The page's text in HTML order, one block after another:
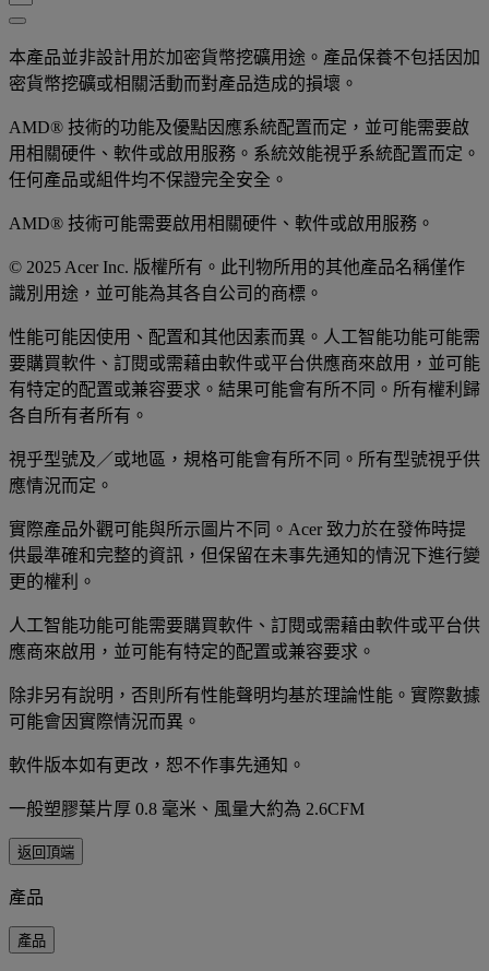
本產品並非設計用於加密貨幣挖礦用途。產品保養不包括因加
密貨幣挖礦或相關活動而對產品造成的損壞。
AMD® 技術的功能及優點因應系統配置而定，並可能需要啟
用相關硬件、軟件或啟用服務。系統效能視乎系統配置而定。
任何產品或組件均不保證完全安全。
AMD® 技術可能需要啟用相關硬件、軟件或啟用服務。
© 2025 Acer Inc. 版權所有。此刊物所用的其他產品名稱僅作
識別用途，並可能為其各自公司的商標。
性能可能因使用、配置和其他因素而異。人工智能功能可能需
要購買軟件、訂閱或需藉由軟件或平台供應商來啟用，並可能
有特定的配置或兼容要求。結果可能會有所不同。所有權利歸
各自所有者所有。
視乎型號及／或地區，規格可能會有所不同。所有型號視乎供
應情況而定。
實際產品外觀可能與所示圖片不同。Acer 致力於在發佈時提
供最準確和完整的資訊，但保留在未事先通知的情況下進行變
更的權利。
人工智能功能可能需要購買軟件、訂閱或需藉由軟件或平台供
應商來啟用，並可能有特定的配置或兼容要求。
除非另有說明，否則所有性能聲明均基於理論性能。實際數據
可能會因實際情況而異。
軟件版本如有更改，恕不作事先通知。
一般塑膠葉片厚 0.8 毫米、風量大約為 2.6CFM
返回頂端
產品
產品